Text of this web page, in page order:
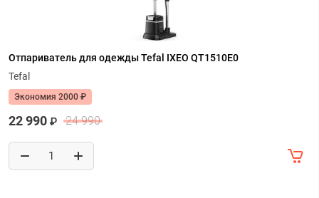
Отпариватель для одежды Tefal IXEO QT1510E0
Tefal
Экономия 2000 ₽
22 990 ₽ 24 990